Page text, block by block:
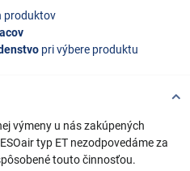
produktov
pri výbere produktu
výmeny u nás zakúpených
typ ET nezodpovedáme za
touto činnosťou.